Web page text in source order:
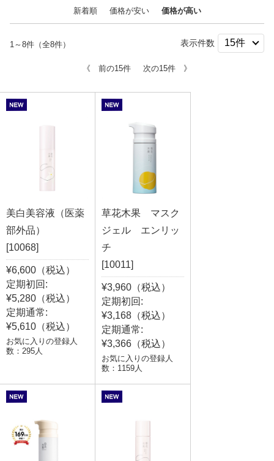
新着順 価格が安い 価格が高い
1～8件（全8件） 表示件数
《 前の15件 次の15件 》
美白美容液（医薬
部外品）
[10068]
¥6,600（税込）
定期初回:
¥5,280（税込）
定期通常:
¥5,610（税込）
お気に入りの登録人
数：295人
草花木果 マスク
ジェル エンリッ
チ
[10011]
¥3,960（税込）
定期初回:
¥3,168（税込）
定期通常:
¥3,366（税込）
お気に入りの登録人
数：1159人